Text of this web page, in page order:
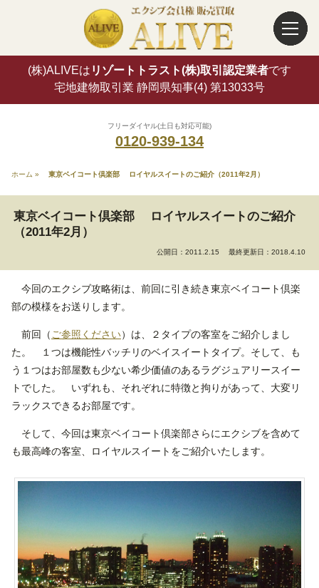
(株)ALIVEは リゾートトラスト(株)取引認定業者です
宅地建物取引業 静岡県知事(4) 第13033号
フリーダイヤル(土日も対応可能)
0120-939-134
ホーム » 東京ベイコート倶楽部 ロイヤルスイートのご紹介（2011年2月）
東京ベイコート倶楽部 ロイヤルスイートのご紹介
（2011年2月）
公開日：2011.2.15 最終更新日：2018.4.10
今回のエクシブ攻略術は、前回に引き続き東京ベイコート倶楽
部の模様をお送りします。
前回（ ご参照ください）は、２タイプの客室をご紹介しまし
た。 １つは機能性バッチリのベイスイートタイプ。そして、も
う１つはお部屋数も少ない希少価値のあるラグジュアリースイー
トでした。 いずれも、それぞれに特徴と拘りがあって、大変リ
ラックスできるお部屋です。
そして、今回は東京ベイコート倶楽部さらにエクシブを含めて
も最高峰の客室、ロイヤルスイートをご紹介いたします。